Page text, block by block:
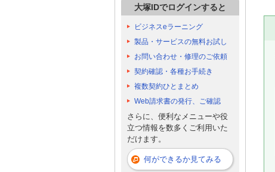
大塚IDでログインすると
ビジネスeラーニング
製品・サービスの無料お試し
お問い合わせ・修理のご依頼
契約確認・各種お手続き
複数契約ひとまとめ
Web請求書の発行、ご確認
さらに、便利なメニューや役
立つ情報を数多くご利用いた
だけます。
何ができるか見てみる